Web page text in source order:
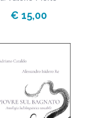
€ 15,00